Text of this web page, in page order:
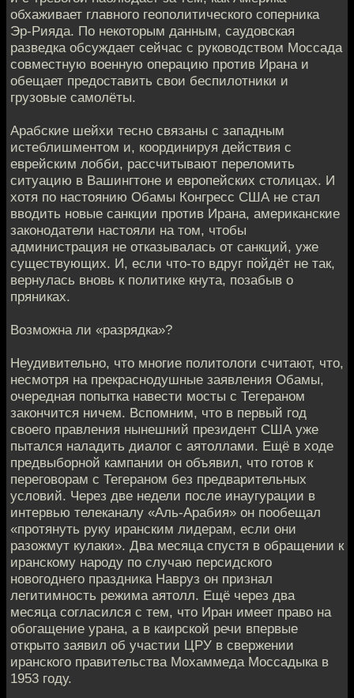
обхаживает главного геополитического соперника
Эр-Рияда. По некоторым данным, саудовская
разведка обсуждает сейчас с руководством Моссада
совместную военную операцию против Ирана и
обещает предоставить свои беспилотники и
грузовые самолёты.
Арабские шейхи тесно связаны с западным
истеблишментом и, координируя действия с
еврейским лобби, рассчитывают переломить
ситуацию в Вашингтоне и европейских столицах. И
хотя по настоянию Обамы Конгресс США не стал
вводить новые санкции против Ирана, американские
законодатели настояли на том, чтобы
администрация не отказывалась от санкций, уже
существующих. И, если что-то вдруг пойдёт не так,
вернулась вновь к политике кнута, позабыв о
пряниках.
Возможна ли «разрядка»?
Неудивительно, что многие политологи считают, что,
несмотря на прекраснодушные заявления Обамы,
очередная попытка навести мосты с Тегераном
закончится ничем. Вспомним, что в первый год
своего правления нынешний президент США уже
пытался наладить диалог с аятоллами. Ещё в ходе
предвыборной кампании он объявил, что готов к
переговорам с Тегераном без предварительных
условий. Через две недели после инаугурации в
интервью телеканалу «Аль-Арабия» он пообещал
«протянуть руку иранским лидерам, если они
разожмут кулаки». Два месяца спустя в обращении к
иранскому народу по случаю персидского
новогоднего праздника Навруз он признал
легитимность режима аятолл. Ещё через два
месяца согласился с тем, что Иран имеет право на
обогащение урана, а в каирской речи впервые
открыто заявил об участии ЦРУ в свержении
иранского правительства Мохаммеда Моссадыка в
1953 году.